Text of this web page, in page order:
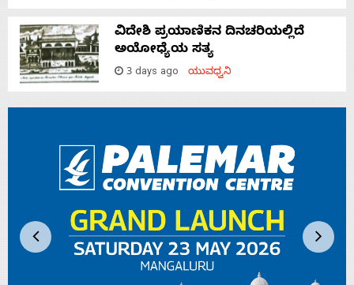
ವಿದೇಶಿ ಪ್ರಯಾಣಿಕನ ದಿನಚರಿಯಲ್ಲಿದೆ
ಅಯೋಧ್ಯೆಯ ಸತ್ಯ
3 days ago ಯುವಧ್ವನಿ